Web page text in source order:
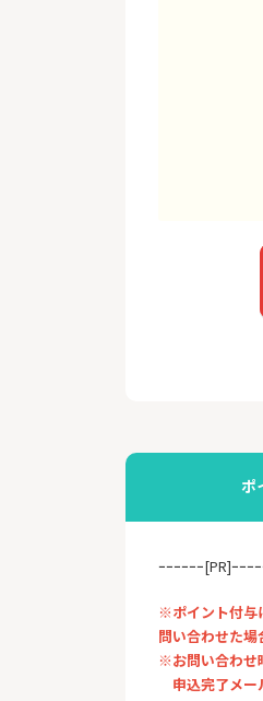
ポ
ｰｰｰｰｰｰ[PR]ｰｰｰ
※ポイント付与
問い合わせた
※お問い合わせ
申込完了メー